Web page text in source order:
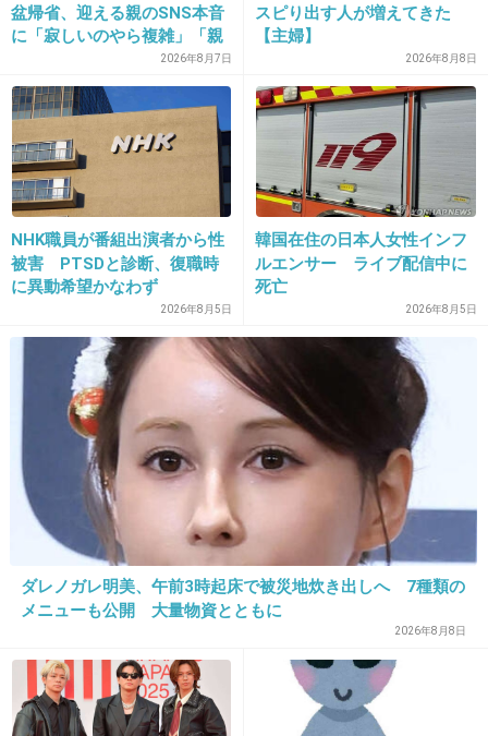
さすが共産党。頭がおかしい。
-1
17. 匿名2026/06/03(水) 15:18:16
政治的中立性を守るために、政治家がみだりに
文科省を批判すべきではない。
+13 -1
2026/06/03(水) 15:18:40
同志社も同志社よねｗ助成金切るっていったら
速攻手のひら返しだもんね。思想なんて全くな
いのよ。
1件の返信
>>9
平和教育なら靖国み奉納された大量の花嫁人形
盆帰省、迎える親のSNS本音
に「寂しいのやら複雑」「親
孝行だと思っていたのに」
2026年8月7日
スピり出す人が増えてきた
【主婦】
2026年8月8日
NHK職員が番組出演者から性
被害 PTSDと診断、復職時
に異動希望かなわず
2026年8月5日
韓国在住の日本人女性インフ
ルエンサー ライブ配信中に
死亡
2026年8月5日
ダレノガレ明美、午前3時起床で被災地炊き出しへ 7種類の
メニューも公開 大量物資とともに
2026年8月8日